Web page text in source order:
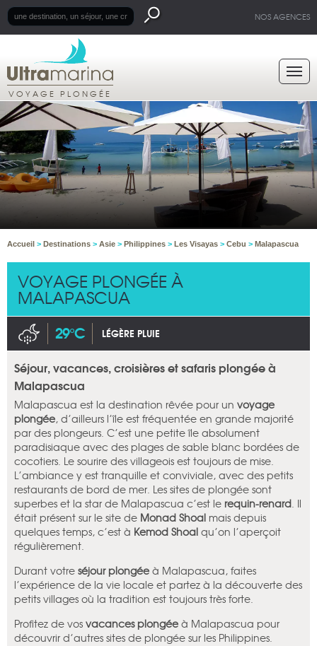
NOS AGENCES
VOYAGE PLONGÉE
Accueil > Destinations > Asie > Philippines > Les Visayas > Cebu > Malapascua
VOYAGE PLONGÉE À
MALAPASCUA
29°C LÉGÈRE PLUIE
Séjour, vacances, croisières et safaris plongée à
Malapascua
Malapascua est la destination rêvée pour un voyage
plongée, d’ailleurs l’île est fréquentée en grande majorité
par des plongeurs. C’est une petite île absolument
paradisiaque avec des plages de sable blanc bordées de
cocotiers. Le sourire des villageois est toujours de mise.
L’ambiance y est tranquille et conviviale, avec des petits
restaurants de bord de mer. Les sites de plongée sont
superbes et la star de Malapascua c’est le requin-renard. Il
était présent sur le site de Monad Shoal mais depuis
quelques temps, c’est à Kemod Shoal qu’on l’aperçoit
régulièrement.
Durant votre séjour plongée à Malapascua, faites
l’expérience de la vie locale et partez à la découverte des
petits villages où la tradition est toujours très forte.
Profitez de vos vacances plongée à Malapascua pour
découvrir d’autres sites de plongée sur les Philippines.